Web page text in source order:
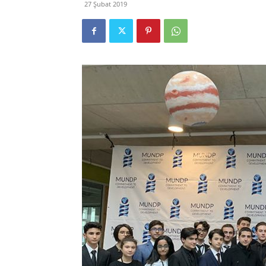
27 Şubat 2019